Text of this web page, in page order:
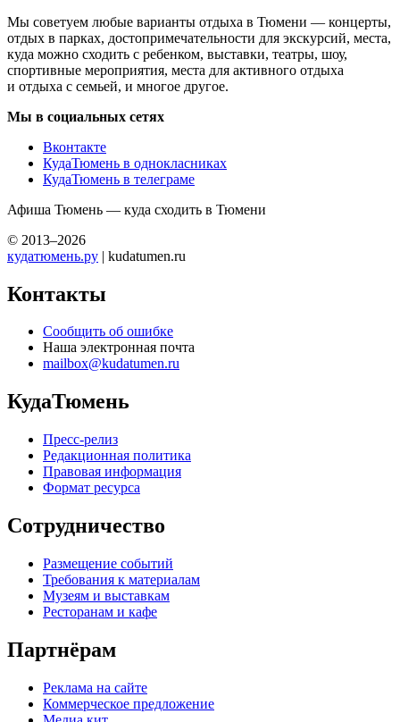
Мы советуем любые варианты отдыха в Тюмени — концерты,
отдых в парках, достопримечательности для экскурсий, места,
куда можно сходить с ребенком, выставки, театры, шоу,
спортивные мероприятия, места для активного отдыха
и отдыха с семьей, и многое другое.
Мы в социальных сетях
Вконтакте
КудаТюмень в однокласниках
КудаТюмень в телеграме
Афиша Тюмень — куда сходить в Тюмени
© 2013–2026
кудатюмень.ру | kudatumen.ru
Контакты
Сообщить об ошибке
Наша электронная почта
mailbox@kudatumen.ru
КудаТюмень
Пресс-релиз
Редакционная политика
Правовая информация
Формат ресурса
Сотрудничество
Размещение событий
Требования к материалам
Музеям и выставкам
Ресторанам и кафе
Партнёрам
Реклама на сайте
Коммерческое предложение